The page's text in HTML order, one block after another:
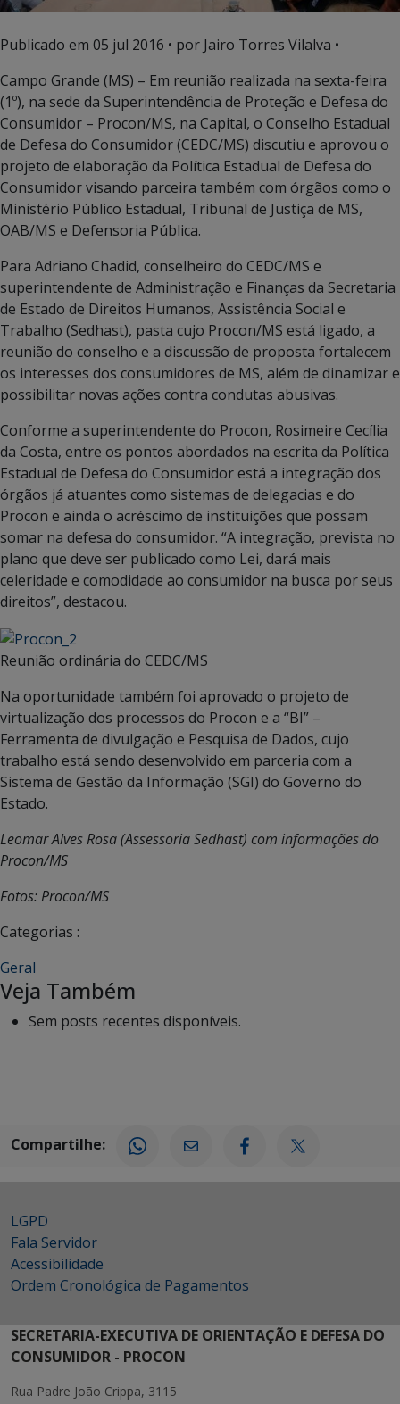
Publicado em 05 jul 2016 • por Jairo Torres Vilalva •
Campo Grande (MS) – Em reunião realizada na sexta-feira
(1º), na sede da Superintendência de Proteção e Defesa do
Consumidor – Procon/MS, na Capital, o Conselho Estadual
de Defesa do Consumidor (CEDC/MS) discutiu e aprovou o
projeto de elaboração da Política Estadual de Defesa do
Consumidor visando parceira também com órgãos como o
Ministério Público Estadual, Tribunal de Justiça de MS,
OAB/MS e Defensoria Pública.
Para Adriano Chadid, conselheiro do CEDC/MS e
superintendente de Administração e Finanças da Secretaria
de Estado de Direitos Humanos, Assistência Social e
Trabalho (Sedhast), pasta cujo Procon/MS está ligado, a
reunião do conselho e a discussão de proposta fortalecem
os interesses dos consumidores de MS, além de dinamizar e
possibilitar novas ações contra condutas abusivas.
Conforme a superintendente do Procon, Rosimeire Cecília
da Costa, entre os pontos abordados na escrita da Política
Estadual de Defesa do Consumidor está a integração dos
órgãos já atuantes como sistemas de delegacias e do
Procon e ainda o acréscimo de instituições que possam
somar na defesa do consumidor. “A integração, prevista no
plano que deve ser publicado como Lei, dará mais
celeridade e comodidade ao consumidor na busca por seus
direitos”, destacou.
Reunião ordinária do CEDC/MS
Na oportunidade também foi aprovado o projeto de
virtualização dos processos do Procon e a “BI” –
Ferramenta de divulgação e Pesquisa de Dados, cujo
trabalho está sendo desenvolvido em parceria com a
Sistema de Gestão da Informação (SGI) do Governo do
Estado.
Leomar Alves Rosa (Assessoria Sedhast) com informações do
Procon/MS
Fotos: Procon/MS
Categorias :
Geral
Veja Também
Sem posts recentes disponíveis.
Compartilhe:
LGPD
Fala Servidor
Acessibilidade
Ordem Cronológica de Pagamentos
SECRETARIA-EXECUTIVA DE ORIENTAÇÃO E DEFESA DO
CONSUMIDOR - PROCON
Rua Padre João Crippa, 3115